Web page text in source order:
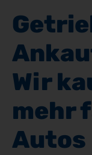
Wir
mehr
Autos